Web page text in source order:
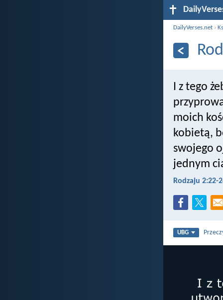
DailyVerses.net ›
I z tego
moich
kobietą,
swojego
jednym
Rodzaju 2:22-
UBG